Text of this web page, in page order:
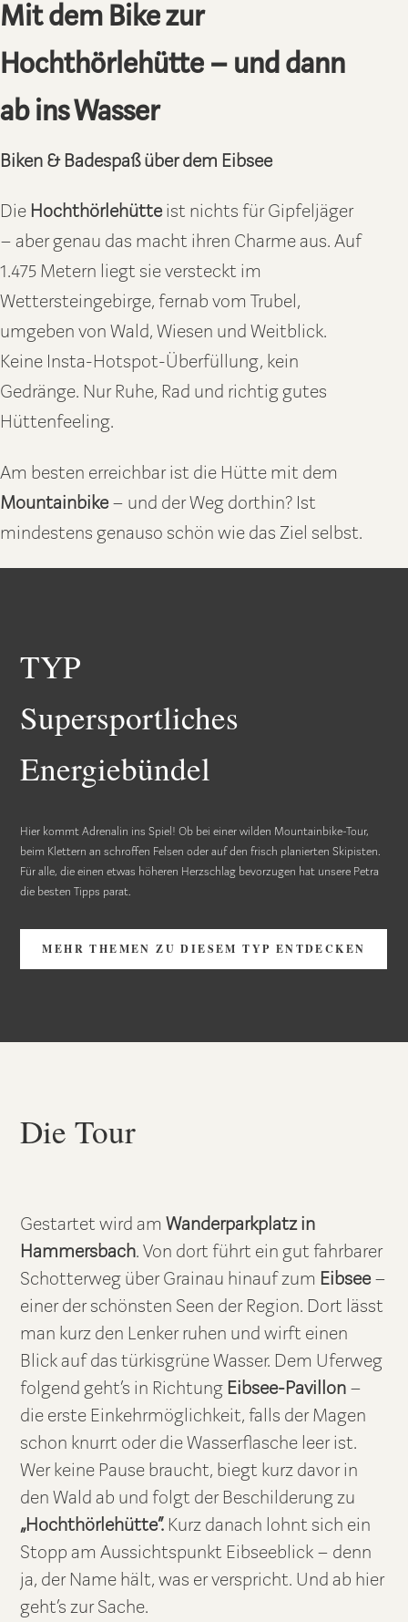
Mit dem Bike zur
Hochthörlehütte – und dann
ab ins Wasser
Biken & Badespaß über dem Eibsee
Die Hochthörlehütteist nichts für Gipfeljäger
– aber genau das macht ihren Charme aus. Auf
1.475 Metern liegt sie versteckt im
Wettersteingebirge, fernab vom Trubel,
umgeben von Wald, Wiesen und Weitblick.
Keine Insta-Hotspot-Überfüllung, kein
Gedränge. Nur Ruhe, Rad und richtig gutes
Hüttenfeeling.
Am besten erreichbar ist die Hütte mit dem
Mountainbike– und der Weg dorthin? Ist
mindestens genauso schön wie das Ziel selbst.
TYP
Supersportliches
Energiebündel
Hier kommt Adrenalin ins Spiel! Ob bei einer wilden Mountainbike-Tour,
beim Klettern an schroffen Felsen oder auf den frisch planierten Skipisten.
Für alle, die einen etwas höheren Herzschlag bevorzugen hat unsere Petra
die besten Tipps parat.
MEHR THEMEN ZU DIESEM TYP ENTDECKEN
Die Tour
Gestartet wird amWanderparkplatz in
Hammersbach. Von dort führt ein gut fahrbarer
Schotterweg über Grainau hinauf zum Eibsee–
einer der schönsten Seen der Region. Dort lässt
man kurz den Lenker ruhen und wirft einen
Blick auf das türkisgrüne Wasser. Dem Uferweg
folgend geht’s in Richtung Eibsee-Pavillon–
die erste Einkehrmöglichkeit, falls der Magen
schon knurrt oder die Wasserflasche leer ist.
Wer keine Pause braucht, biegt kurz davor in
den Wald ab und folgt der Beschilderung zu
„Hochthörlehütte“. Kurz danach lohnt sich ein
Stopp am Aussichtspunkt Eibseeblick – denn
ja, der Name hält, was er verspricht. Und ab hier
geht’s zur Sache.